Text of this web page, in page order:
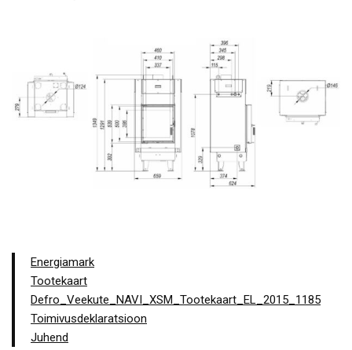
Energiamark
Tootekaart
Defro_Veekute_NAVI_XSM_Tootekaart_EL_2015_1185
Toimivusdeklaratsioon
Juhend